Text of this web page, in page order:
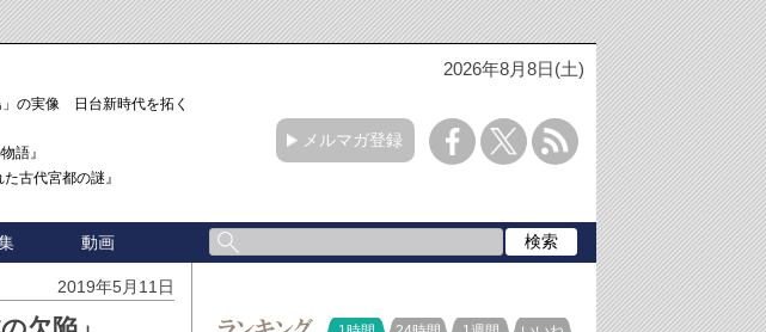
2026年8月8日(土)
の実像 日台新時代を拓く「3
語』
古代宮都の謎』
メルマガ登録
動画
2019年5月11日